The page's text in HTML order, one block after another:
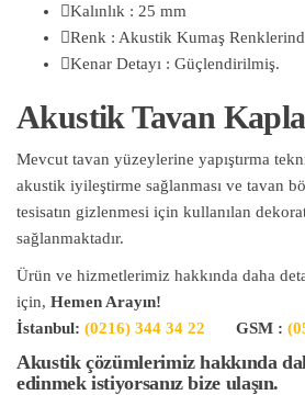
Kalınlık : 25 mm
Renk : Akustik Kumaş
Kenar Detayı : Güçlendirilmiş.
Akustik Tavan
Mevcut tavan yüzeylerine yapıştırma
akustik iyileştirme sağlanması ve tavan
tesisatın gizlenmesi için kullanılan
sağlanmaktadır.
Ürün ve hizmetlerimiz hakkında daha
için, Hemen Arayın!
İstanbul: (0216) 344 34 22 GSM :
Akustik çözümlerimiz hakkında
edinmek istiyorsanız bize ulaşın.